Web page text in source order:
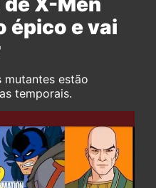
épico e vai
mutantes estão
temporais.